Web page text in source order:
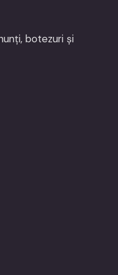
botezuri și